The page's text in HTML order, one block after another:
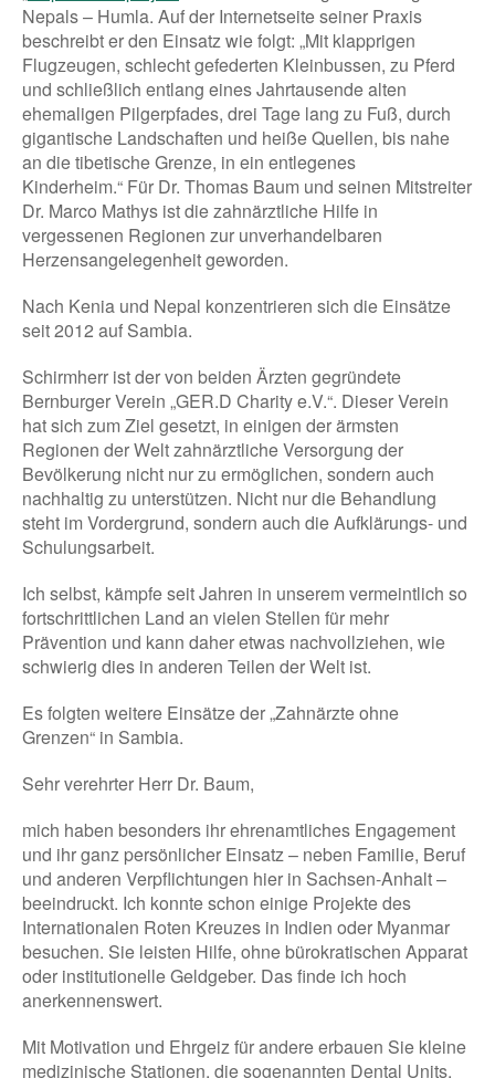
Nepals – Humla. Auf der Internetseite seiner Praxis
beschreibt er den Einsatz wie folgt: „Mit klapprigen
Flugzeugen, schlecht gefederten Kleinbussen, zu Pferd
und schließlich entlang eines Jahrtausende alten
ehemaligen Pilgerpfades, drei Tage lang zu Fuß, durch
gigantische Landschaften und heiße Quellen, bis nahe
an die tibetische Grenze, in ein entlegenes
Kinderheim.“ Für Dr. Thomas Baum und seinen Mitstreiter
Dr. Marco Mathys ist die zahnärztliche Hilfe in
vergessenen Regionen zur unverhandelbaren
Herzensangelegenheit geworden.
Nach Kenia und Nepal konzentrieren sich die Einsätze
seit 2012 auf Sambia.
Schirmherr ist der von beiden Ärzten gegründete
Bernburger Verein „GER.D Charity e.V.“. Dieser Verein
hat sich zum Ziel gesetzt, in einigen der ärmsten
Regionen der Welt zahnärztliche Versorgung der
Bevölkerung nicht nur zu ermöglichen, sondern auch
nachhaltig zu unterstützen. Nicht nur die Behandlung
steht im Vordergrund, sondern auch die Aufklärungs- und
Schulungsarbeit.
Ich selbst, kämpfe seit Jahren in unserem vermeintlich so
fortschrittlichen Land an vielen Stellen für mehr
Prävention und kann daher etwas nachvollziehen, wie
schwierig dies in anderen Teilen der Welt ist.
Es folgten weitere Einsätze der „Zahnärzte ohne
Grenzen“ in Sambia.
Sehr verehrter Herr Dr. Baum,
mich haben besonders ihr ehrenamtliches Engagement
und ihr ganz persönlicher Einsatz – neben Familie, Beruf
und anderen Verpflichtungen hier in Sachsen-Anhalt –
beeindruckt. Ich konnte schon einige Projekte des
Internationalen Roten Kreuzes in Indien oder Myanmar
besuchen. Sie leisten Hilfe, ohne bürokratischen Apparat
oder institutionelle Geldgeber. Das finde ich hoch
anerkennenswert.
Mit Motivation und Ehrgeiz für andere erbauen Sie kleine
medizinische Stationen, die sogenannten Dental Units,